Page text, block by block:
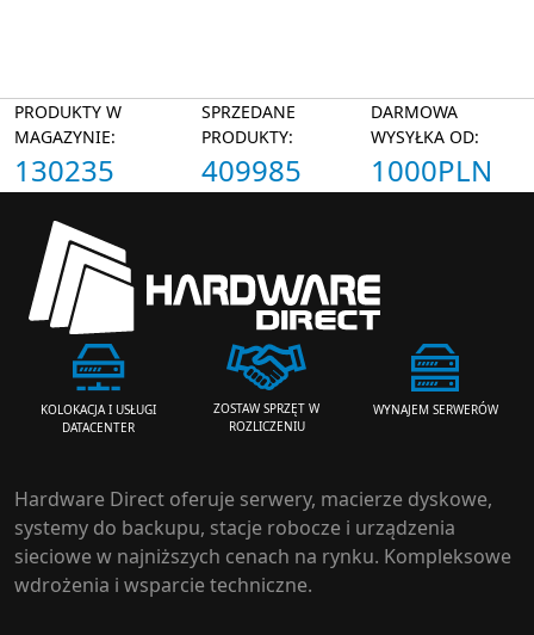
PRODUKTY W
MAGAZYNIE:
130235
SPRZEDANE
PRODUKTY:
409985
DARMOWA
WYSYŁKA OD:
1000PLN
KOLOKACJA I USŁUGI
DATACENTER
ZOSTAW SPRZĘT W
ROZLICZENIU
WYNAJEM SERWERÓW
Hardware Direct oferuje serwery, macierze dyskowe,
systemy do backupu, stacje robocze i urządzenia
sieciowe w najniższych cenach na rynku. Kompleksowe
wdrożenia i wsparcie techniczne.